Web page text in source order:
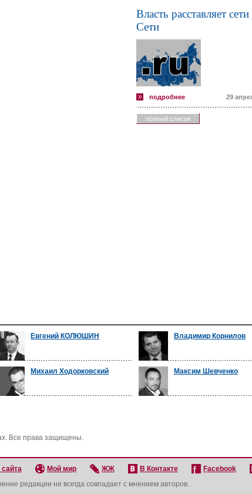
Власть расставляет
Сети
подробнее 29
полный список
Евгений КОЛЮШИН Владимир Корнилов
Михаил Ходорковский Максим Шевченко
Все права защищены.
сайта Мой мир ЖЖ В Контакте Facebook
редакции не всегда совпадает с мнением авторов.